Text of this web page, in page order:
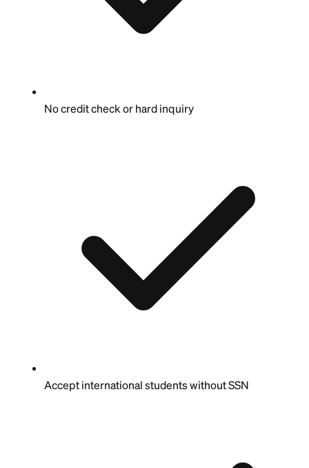
No credit check or hard inquiry
Accept international students without SSN